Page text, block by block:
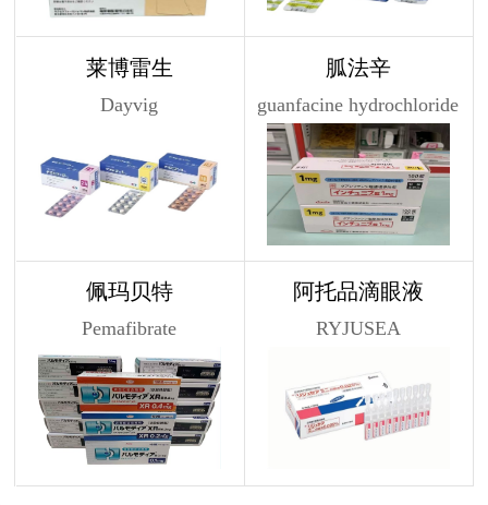
莱博雷生
Dayvig
胍法辛
guanfacine hydrochloride
佩玛贝特
Pemafibrate
阿托品滴眼液
RYJUSEA